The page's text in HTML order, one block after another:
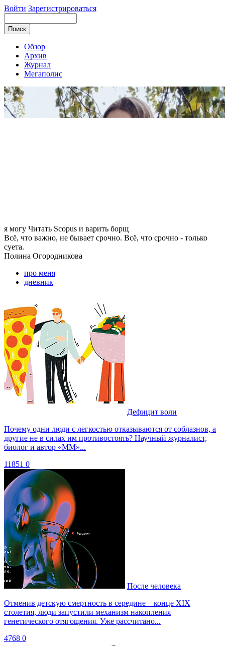
Войти Зарегистрироваться
Обзор
Архив
Журнал
Мегаполис
я могу Читать Scopus и варить борщ
Всё, что важно, не бывает срочно. Всё, что срочно - только
суета.
Полина Огородникова
про меня
дневник
Дефицит воли
Почему одни люди с легкостью отказываются от соблазнов, а
другие не в силах им противостоять? Научный журналист,
биолог и автор «ММ»...
11851 0
После человека
Отменив детскую смертность в середине – конце XIX
столетия, люди запустили механизм накопления
генетического отягощения. Уже рассчитано...
4768 0